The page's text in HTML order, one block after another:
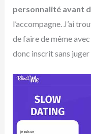
personnalité avant
l’accompagne. J’ai
de faire de même
donc inscrit sans